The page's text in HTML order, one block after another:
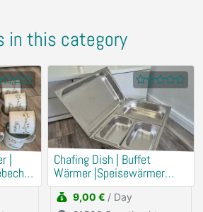
in this category
|
Chafing Dish | Buffet
Wärmer |Speisewärmer
Komplettset
9,00 € / Day